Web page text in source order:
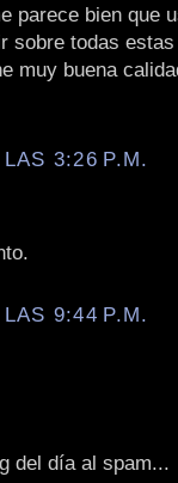
parece bien que
sobre todas
muy buena
3:26 P.M.
9:44 P.M.
del día al spam...